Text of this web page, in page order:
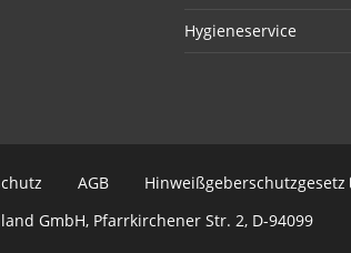
Hygieneservice
AGB
Hinweißgeberschutzgesetz
GmbH, Pfarrkirchener Str. 2, D-94099